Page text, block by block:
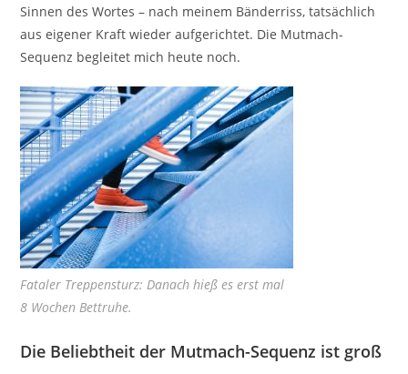
Sinnen des Wortes – nach meinem Bänderriss, tatsächlich
aus eigener Kraft wieder aufgerichtet. Die Mutmach-
Sequenz begleitet mich heute noch.
Fataler Treppensturz: Danach hieß es erst mal
8 Wochen Bettruhe.
Die Beliebtheit der Mutmach-Sequenz ist groß